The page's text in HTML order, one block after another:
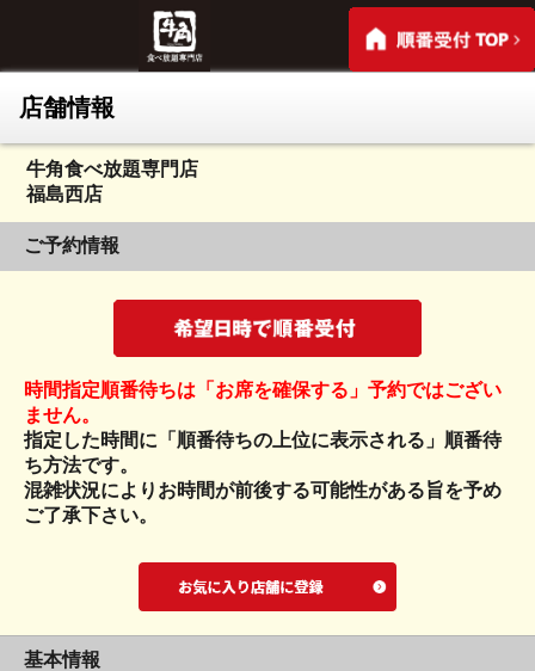
店舗情報
牛角食べ放題専門店
福島西店
ご予約情報
時間指定順番待ちは「お席を確保する」予約ではござい
ません。
指定した時間に「順番待ちの上位に表示される」順番待
ち方法です。
混雑状況によりお時間が前後する可能性がある旨を予め
ご了承下さい。
基本情報